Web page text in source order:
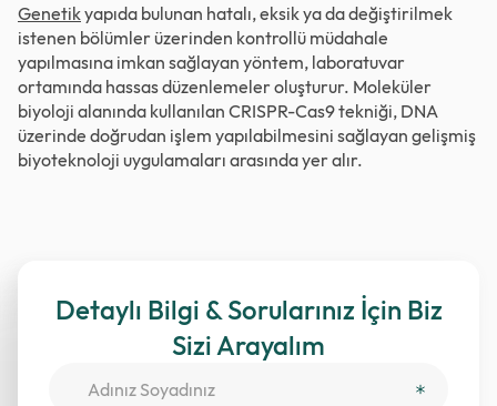
Genetikyapıda bulunan hatalı, eksik ya da değiştirilmek
istenen bölümler üzerinden kontrollü müdahale
yapılmasına imkan sağlayan yöntem, laboratuvar
ortamında hassas düzenlemeler oluşturur. Moleküler
biyoloji alanında kullanılan CRISPR-Cas9 tekniği, DNA
üzerinde doğrudan işlem yapılabilmesini sağlayan gelişmiş
biyoteknoloji uygulamaları arasında yer alır.
Detaylı Bilgi & Sorularınız İçin Biz
Sizi Arayalım